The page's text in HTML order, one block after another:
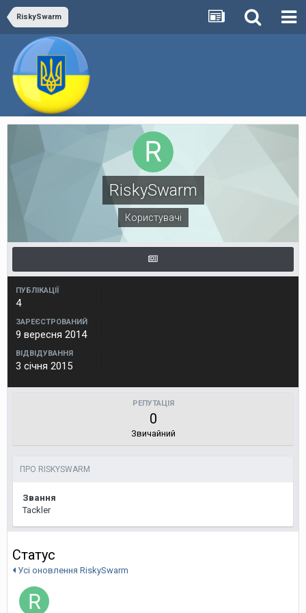
RiskySwarm
RiskySwarm
Користувачі
ПУБЛІКАЦІЇ
4
ЗАРЕЄСТРОВАНИЙ
9 вересня 2014
ВІДВІДУВАННЯ
3 січня 2015
РЕПУТАЦІЯ
0
Звичайний
ПРО RISKYSWARM
Звання
Tackler
Статус
Усі оновлення RiskySwarm